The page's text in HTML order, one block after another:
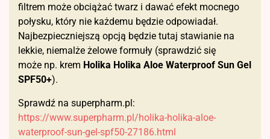
filtrem może obciążać twarz i dawać efekt mocnego
połysku, który nie każdemu będzie odpowiadał.
Najbezpieczniejszą opcją będzie tutaj stawianie na
lekkie, niemalże żelowe formuły (sprawdzić się
może np. krem Holika Holika Aloe Waterproof Sun Gel
SPF50+).
Sprawdź na superpharm.pl:
https://www.superpharm.pl/holika-holika-aloe-
waterproof-sun-gel-spf50-27186.html